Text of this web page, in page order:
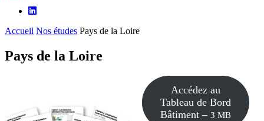
LinkedIn
Accueil Nos études Pays de la Loire
Pays de la Loire
Accédez au
Tableau de Bord
Bâtiment – 3 MB